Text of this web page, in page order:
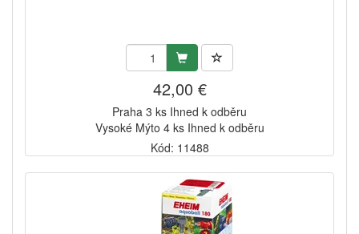
42,00 €
Praha 3 ks Ihned k odběru
Vysoké Mýto 4 ks Ihned k odběru
Kód: 11488